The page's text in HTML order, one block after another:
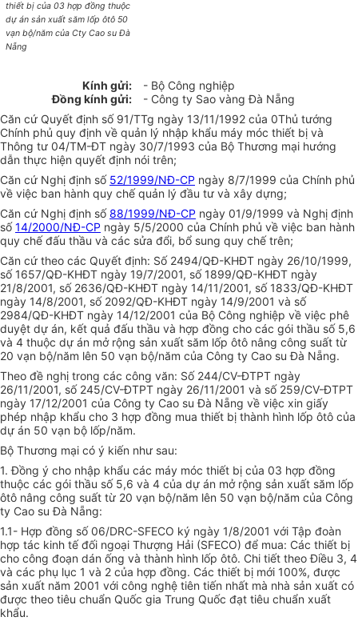
thiết bị của 03 hợp đồng thuộc
dự án sản xuất săm lốp ôtô 50
vạn bộ/năm của Cty Cao su Đà
Nẵng
Kính gửi:
Đồng kính gửi:
- Bộ Công nghiệp
- Công ty Sao vàng Đà Nẵng
Căn cứ Quyết định số 91/TTg ngày 13/11/1992 của 0Thủ tướng
Chính phủ quy định về quản lý nhập khẩu máy móc thiết bị và
Thông tư 04/TM-ĐT ngày 30/7/1993 của Bộ Thương mại hướng
dẫn thực hiện quyết định nói trên;
Căn cứ Nghị định số 52/1999/NĐ-CP ngày 8/7/1999 của Chính phủ
về việc ban hành quy chế quản lý đầu tư và xây dựng;
Căn cứ Nghị định số88/1999/NĐ-CP ngày 01/9/1999 và Nghị định
số14/2000/NĐ-CP ngày 5/5/2000 của Chính phủ về việc ban hành
quy chế đấu thầu và các sửa đổi, bổ sung quy chế trên;
Căn cứ theo các Quyết định: Số 2494/QĐ-KHĐT ngày 26/10/1999,
số 1657/QĐ-KHĐT ngày 19/7/2001, số 1899/QĐ-KHĐT ngày
21/8/2001, số 2636/QĐ-KHĐT ngày 14/11/2001, số 1833/QĐ-KHĐT
ngày 14/8/2001, số 2092/QĐ-KHĐT ngày 14/9/2001 và số
2984/QĐ-KHĐT ngày 14/12/2001 của Bộ Công nghiệp về việc phê
duyệt dự án, kết quả đấu thầu và hợp đồng cho các gói thầu số 5,6
và 4 thuộc dự án mở rộng sản xuất săm lốp ôtô nâng công suất từ
20 vạn bộ/năm lên 50 vạn bộ/năm của Công ty Cao su Đà Nẵng.
Theo đề nghị trong các công văn: Số 244/CV-ĐTPT ngày
26/11/2001, số 245/CV-ĐTPT ngày 26/11/2001 và số 259/CV-ĐTPT
ngày 17/12/2001 của Công ty Cao su Đà Nẵng về việc xin giấy
phép nhập khẩu cho 3 hợp đồng mua thiết bị thành hình lốp ôtô của
dự án 50 vạn bộ lốp/năm.
Bộ Thương mại có ý kiến như sau:
1. Đồng ý cho nhập khẩu các máy móc thiết bị của 03 hợp đồng
thuộc các gói thầu số 5,6 và 4 của dự án mở rộng sản xuất săm lốp
ôtô nâng công suất từ 20 vạn bộ/năm lên 50 vạn bộ/năm của Công
ty Cao su Đà Nẵng:
1.1- Hợp đồng số 06/DRC-SFECO ký ngày 1/8/2001 với Tập đoàn
hợp tác kinh tế đối ngoại Thượng Hải (SFECO) để mua: Các thiết bị
cho công đoạn dán ống và thành hình lốp ôtô. Chi tiết theo Điều 3, 4
và các phụ lục 1 và 2 của hợp đồng. Các thiết bị mới 100%, được
sản xuất năm 2001 với công nghệ tiên tiến nhất mà nhà sản xuất có
được theo tiêu chuẩn Quốc gia Trung Quốc đạt tiêu chuẩn xuất
khẩu.